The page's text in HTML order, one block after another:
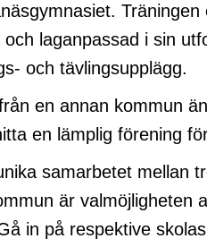
och laganpassad i sin
och tävlingsupplägg.
en annan kommun
en lämplig förening
samarbetet mellan
är valmöjligheten
in på respektive